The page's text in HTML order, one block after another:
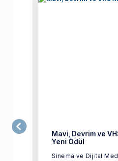
Mavi, Devrim ve
Yeni Ödül
Sinema ve Dijital